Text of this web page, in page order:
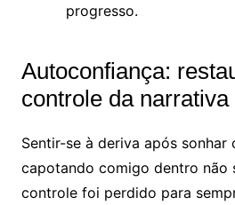
progresso.
Autoconfiança:
controle da narrativa
Sentir-se à deriva após sonhar
capotando comigo dentro não
controle foi perdido para